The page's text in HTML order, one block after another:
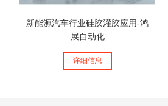
新能源汽车行业硅胶灌胶应用-鸿
展自动化
详细信息